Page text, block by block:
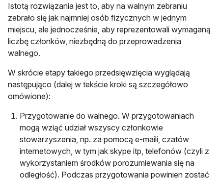
Istotą rozwiązania jest to, aby na walnym zebraniu
zebrało się jak najmniej osób fizycznych w jednym
miejscu, ale jednocześnie, aby reprezentowali wymaganą
liczbę członków, niezbędną do przeprowadzenia
walnego.
W skrócie etapy takiego przedsięwzięcia wyglądają
następująco (dalej w tekście kroki są szczegółowo
omówione):
Przygotowanie do walnego. W przygotowaniach
mogą wziąć udział wszyscy członkowie
stowarzyszenia, np. za pomocą e-maili, czatów
internetowych, w tym jak skype itp, telefonów (czyli z
wykorzystaniem środków porozumiewania się na
odległość). Podczas przygotowania powinien zostać